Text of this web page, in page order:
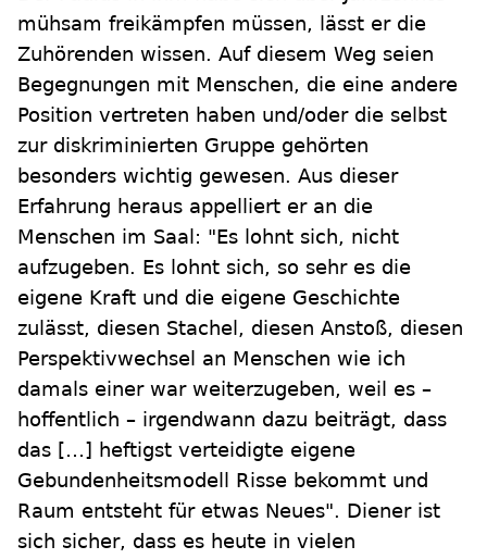
mühsam freikämpfen müssen, lässt er die
Zuhörenden wissen. Auf diesem Weg seien
Begegnungen mit Menschen, die eine andere
Position vertreten haben und/oder die selbst
zur diskriminierten Gruppe gehörten
besonders wichtig gewesen. Aus dieser
Erfahrung heraus appelliert er an die
Menschen im Saal: "Es lohnt sich, nicht
aufzugeben. Es lohnt sich, so sehr es die
eigene Kraft und die eigene Geschichte
zulässt, diesen Stachel, diesen Anstoß, diesen
Perspektivwechsel an Menschen wie ich
damals einer war weiterzugeben, weil es –
hoffentlich – irgendwann dazu beiträgt, dass
das […] heftigst verteidigte eigene
Gebundenheitsmodell Risse bekommt und
Raum entsteht für etwas Neues". Diener ist
sich sicher, dass es heute in vielen